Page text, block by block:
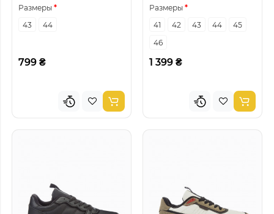
Размеры
43
44
799 ₴
Размеры
41
42 43 44
45
46
1 399 ₴